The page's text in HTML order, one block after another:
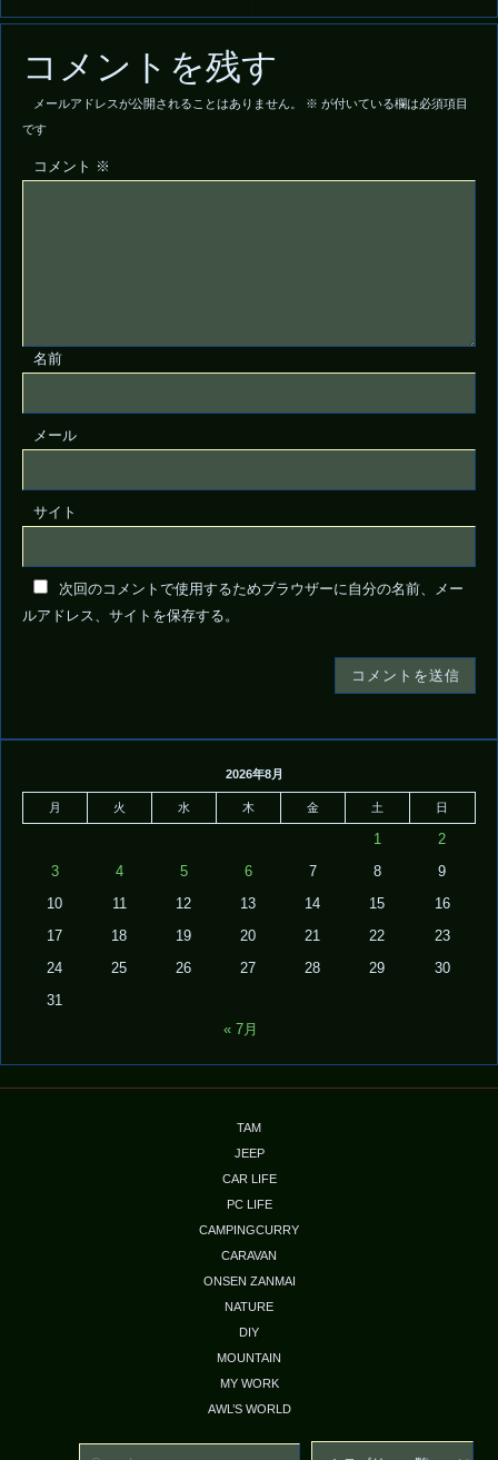
コメントを残す
メールアドレスが公開されることはありません。 ※ が付いている欄は必須項目
です
コメント ※
名前
メール
サイト
次回のコメントで使用するためブラウザーに自分の名前、メー
ルアドレス、サイトを保存する。
2026年8月
月 火 水 木 金 土 日
1 2
3 4 5 6 7 8 9
10 11 12 13 14 15 16
17 18 19 20 21 22 23
24 25 26 27 28 29 30
31
« 7月
TAM
JEEP
CAR LIFE
PC LIFE
CAMPINGCURRY
CARAVAN
ONSEN ZANMAI
NATURE
DIY
MOUNTAIN
MY WORK
AWL’S WORLD